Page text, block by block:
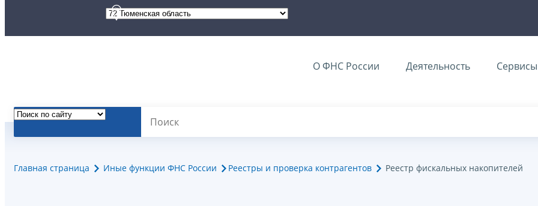
О ФНС России Деятельность Сервисы
Главная страница Иные функции ФНС России Реестры и проверка контрагентов Реестр фискальных накопителей